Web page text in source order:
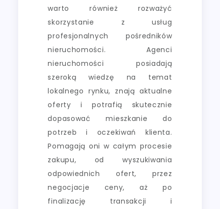
warto również rozważyć
skorzystanie z usług
profesjonalnych pośredników
nieruchomości. Agenci
nieruchomości posiadają
szeroką wiedzę na temat
lokalnego rynku, znają aktualne
oferty i potrafią skutecznie
dopasować mieszkanie do
potrzeb i oczekiwań klienta.
Pomagają oni w całym procesie
zakupu, od wyszukiwania
odpowiednich ofert, przez
negocjacje ceny, aż po
finalizację transakcji i